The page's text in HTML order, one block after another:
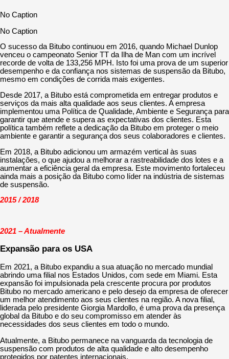
No Caption
No Caption
O sucesso da Bitubo continuou em 2016, quando Michael Dunlop
venceu o campeonato Senior TT da Ilha de Man com um incrível
recorde de volta de 133,256 MPH. Isto foi uma prova de um superior
desempenho e da confiança nos sistemas de suspensão da Bitubo,
mesmo em condições de corrida mais exigentes.
Desde 2017, a Bitubo está comprometida em entregar produtos e
serviços da mais alta qualidade aos seus clientes. A empresa
implementou uma Política de Qualidade, Ambiente e Segurança para
garantir que atende e supera as expectativas dos clientes. Esta
política também reflete a dedicação da Bitubo em proteger o meio
ambiente e garantir a segurança dos seus colaboradores e clientes.
Em 2018, a Bitubo adicionou um armazém vertical às suas
instalações, o que ajudou a melhorar a rastreabilidade dos lotes e a
aumentar a eficiência geral da empresa. Este movimento fortaleceu
ainda mais a posição da Bitubo como líder na indústria de sistemas
de suspensão.
2015 / 2018
2021 – Atualmente
Expansão para os USA
Em 2021, a Bitubo expandiu a sua atuação no mercado mundial
abrindo uma filial nos Estados Unidos, com sede em Miami. Esta
expansão foi impulsionada pela crescente procura por produtos
Bitubo no mercado americano e pelo desejo da empresa de oferecer
um melhor atendimento aos seus clientes na região. A nova filial,
liderada pelo presidente Giorgia Mardollo, é uma prova da presença
global da Bitubo e do seu compromisso em atender às
necessidades dos seus clientes em todo o mundo.
Atualmente, a Bitubo permanece na vanguarda da tecnologia de
suspensão com produtos de alta qualidade e alto desempenho
protegidos por patentes internacionais.